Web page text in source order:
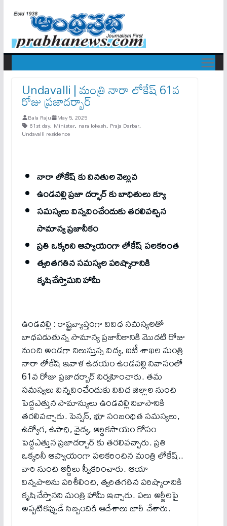
Undavalli | మంత్రి నారా లోకేష్ 61వ
రోజు ప్రజాదర్బార్
Bala Raju May 5, 2025
61st day, Minister, nara lokesh, Praja Darbar,
Undavalli residence
నారా లోకేష్ కు వినతుల వెల్లువ‌
ఉండ‌వ‌ల్లి ప్ర‌జా ద‌ర్భార్ కు బాధితులు క్యూ
సమస్యలు విన్నవించేందుకు తరలివచ్చిన
సామాన్య ప్రజానీకం
ప్రతి ఒక్కరిని ఆప్యాయంగా లోకేష్ పలకరింత‌
త్వరితగతిన సమస్యల పరిష్కారానికి
కృషిచేస్తామని హామీ
ఉండవల్లి : రాష్ట్రవ్యాప్తంగా వివిధ సమస్యలతో
బాధపడుతున్న సామాన్య ప్రజానీకానికి మొదటి రోజు
నుంచి అండగా నిలుస్తున్న విద్య, ఐటీ శాఖల మంత్రి
నారా లోకేష్ ఇవాళ‌ ఉదయం ఉండవల్లి నివాసంలో
61వ రోజు ప్రజాదర్బార్ నిర్వహించారు. తమ
సమస్యలు విన్నవించేందుకు వివిధ జిల్లాల నుంచి
పెద్దఎత్తున సామాన్యులు ఉండవల్లి నివాసానికి
తరలివచ్చారు. పెన్షన్, భూ సంబంధిత సమస్యలు,
ఉద్యోగ, ఉపాధి, వైద్య, ఆర్థికసాయం కోసం
పెద్దఎత్తున ప్రజాదర్బార్ కు తరలివచ్చారు. ప్రతి
ఒక్కరినీ ఆప్యాయంగా పలకరించిన మంత్రి లోకేష్..
వారి నుంచి అర్జీలు స్వీకరించారు. ఆయా
విన్నపాలను పరిశీలించి, త్వరితగతిన పరిష్కారానికి
కృషిచేస్తానని మంత్రి హామీ ఇచ్చారు. పలు అర్జీలపై
అప్పటికప్పుడే సిబ్బందికి ఆదేశాలు జారీ చేశారు.